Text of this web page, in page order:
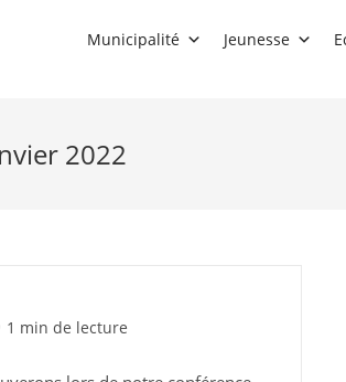
Municipalité Jeunesse
2022
:
1 min de lecture